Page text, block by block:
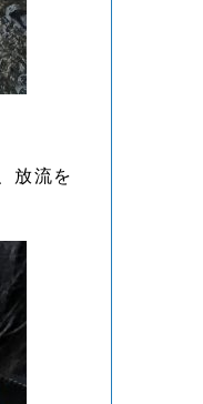
放流を